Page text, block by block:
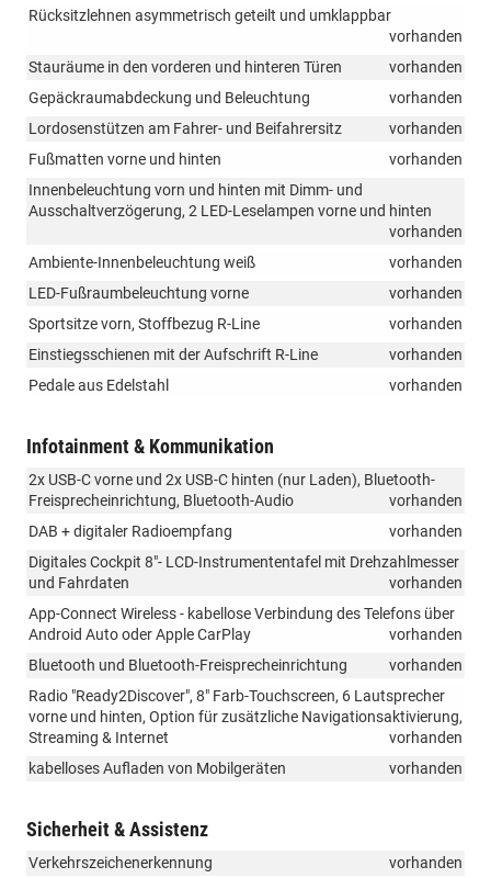
Rücksitzlehnen asymmetrisch geteilt und umklappbar
vorhanden
Stauräume in den vorderen und hinteren Türen
vorhanden
Gepäckraumabdeckung und Beleuchtung
vorhanden
Lordosenstützen am Fahrer- und Beifahrersitz
vorhanden
Fußmatten vorne und hinten
vorhanden
Innenbeleuchtung vorn und hinten mit Dimm- und
Ausschaltverzögerung, 2 LED-Leselampen vorne und hinten
vorhanden
Ambiente-Innenbeleuchtung weiß
vorhanden
LED-Fußraumbeleuchtung vorne
vorhanden
Sportsitze vorn, Stoffbezug R-Line
vorhanden
Einstiegsschienen mit der Aufschrift R-Line
vorhanden
Pedale aus Edelstahl
vorhanden
Infotainment & Kommunikation
2x USB-C vorne und 2x USB-C hinten (nur Laden), Bluetooth-
Freisprecheinrichtung, Bluetooth-Audio
vorhanden
DAB + digitaler Radioempfang
vorhanden
Digitales Cockpit 8"- LCD-Instrumententafel mit Drehzahlmesser
und Fahrdaten
vorhanden
App-Connect Wireless - kabellose Verbindung des Telefons über
Android Auto oder Apple CarPlay
vorhanden
Bluetooth und Bluetooth-Freisprecheinrichtung
vorhanden
Radio "Ready2Discover", 8" Farb-Touchscreen, 6 Lautsprecher
vorne und hinten, Option für zusätzliche Navigationsaktivierung,
Streaming & Internet
vorhanden
kabelloses Aufladen von Mobilgeräten
vorhanden
Sicherheit & Assistenz
Verkehrszeichenerkennung
vorhanden